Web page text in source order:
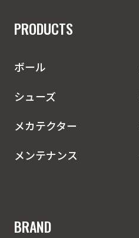
PRODUCTS
ボール
シューズ
メカテクター
メンテナンス
BRAND